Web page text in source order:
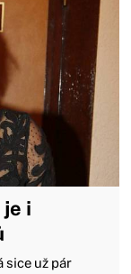
i
sice už pár